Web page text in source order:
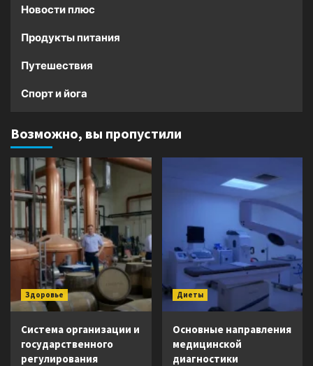
Новости плюс
Продукты питания
Путешествия
Спорт и йога
Возможно, вы пропустили
Здоровье
Система организации и
государственного
регулирования
Диеты
Основные направления
медицинской
диагностики